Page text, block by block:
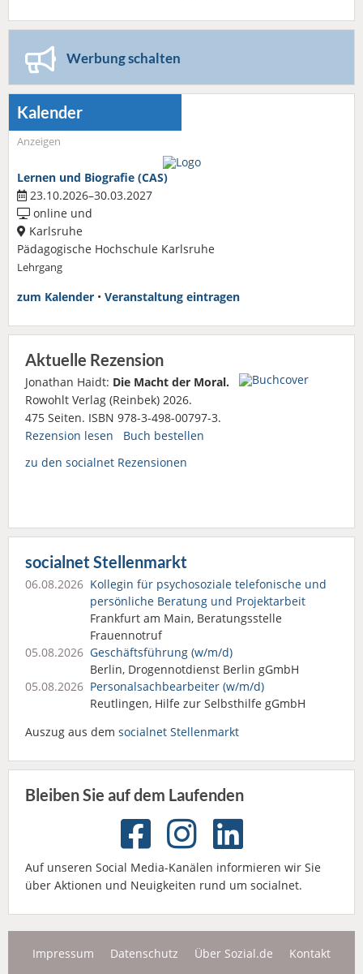
Werbung schalten
Kalender
Anzeigen
Lernen und Biografie (CAS)
23.10.2026–30.03.2027
online und
Karlsruhe
Pädagogische Hochschule Karlsruhe
Lehrgang
zum Kalender • Veranstaltung eintragen
Aktuelle Rezension
Jonathan Haidt: Die Macht der Moral.
Rowohlt Verlag (Reinbek) 2026.
475 Seiten. ISBN 978-3-498-00797-3.
Rezension lesen
Buch bestellen
zu den socialnet Rezensionen
socialnet Stellenmarkt
06.08.2026 Kollegin für psychosoziale telefonische und
persönliche Beratung und Projektarbeit
Frankfurt am Main, Beratungsstelle
Frauennotruf
05.08.2026 Geschäftsführung (w/m/d)
Berlin, Drogennotdienst Berlin gGmbH
05.08.2026 Personalsach­bearbeiter (w/m/d)
Reutlingen, Hilfe zur Selbsthilfe gGmbH
Auszug aus dem socialnet Stellenmarkt
Bleiben Sie auf dem Laufenden
Auf unseren Social Media-Kanälen informieren wir Sie
über Aktionen und Neuigkeiten rund um socialnet.
Impressum Datenschutz Über Sozial.de Kontakt